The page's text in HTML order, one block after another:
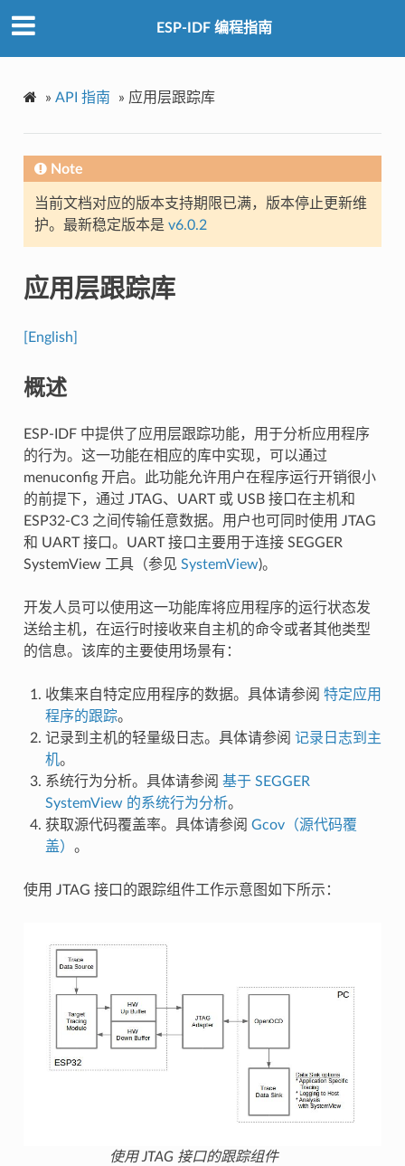
ESP-IDF 编程指南
» API 指南 » 应用层跟踪库
Note
当前文档对应的版本支持期限已满，版本停止更新维
护。最新稳定版本是 v6.0.2
应用层跟踪库
[English]
概述
ESP-IDF 中提供了应用层跟踪功能，用于分析应用程序
的行为。这一功能在相应的库中实现，可以通过
menuconfig 开启。此功能允许用户在程序运行开销很小
的前提下，通过 JTAG、UART 或 USB 接口在主机和
ESP32-C3 之间传输任意数据。用户也可同时使用 JTAG
和 UART 接口。UART 接口主要用于连接 SEGGER
SystemView 工具（参见 SystemView)。
开发人员可以使用这一功能库将应用程序的运行状态发
送给主机，在运行时接收来自主机的命令或者其他类型
的信息。该库的主要使用场景有：
收集来自特定应用程序的数据。具体请参阅 特定应用
程序的跟踪。
记录到主机的轻量级日志。具体请参阅 记录日志到主
机。
系统行为分析。具体请参阅 基于 SEGGER
SystemView 的系统行为分析。
获取源代码覆盖率。具体请参阅 Gcov（源代码覆
盖） 。
使用 JTAG 接口的跟踪组件工作示意图如下所示：
使用 JTAG 接口的跟踪组件